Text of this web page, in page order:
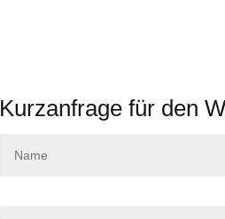
Kurzanfrage für den